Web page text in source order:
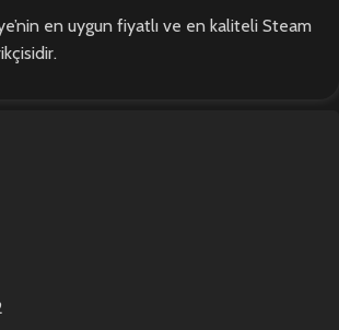
en uygun fiyatlı ve en kaliteli Steam